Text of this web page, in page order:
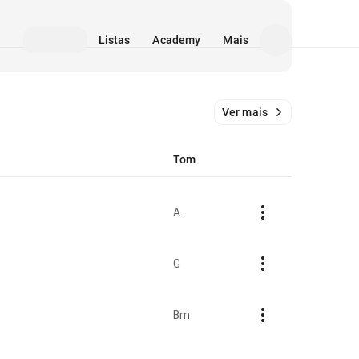
Listas Academy Mais
Ver mais
Tom
A
G
Bm